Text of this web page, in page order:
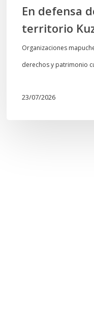
En defensa
territorio
Organizaciones
derechos y patrimonio
23/07/2026